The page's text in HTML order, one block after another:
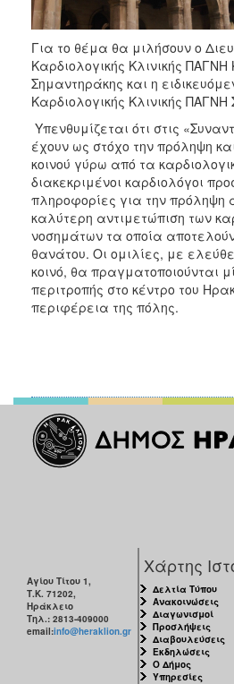
2010
2006
ΤΟΠΟΣ
ΠΟΛΙΤΙΣΜΟΣ
ΑΝΘΕΚΤΙΚΗ
ΠΟΛΗ
Για το θέμα θα μιλήσουν ο
Καρδιολογικής Κλινικής
Σημαντηράκης και η
Καρδιολογικής Κλινικής
Υπενθυμίζεται ότι στις
έχουν ως στόχο την πρόληψη
κοινού γύρω από τα
διακεκριμένοι καρδιολόγοι
πληροφορίες για την πρόληψη
καλύτερη αντιμετώπιση των
νοσημάτων τα οποία
θανάτου. Οι ομιλίες, με
κοινό, θα πραγματοποιούνται
περιτροπής στο κέντρο του
περιφέρεια της πόλης.
Αγίου Τίτου 1,
Τ.Κ. 71202,
Ηράκλειο
Τηλ.: 2813-409000
email:info@heraklion.gr
Χάρτης
Δελτία Τύπου
Ανακοινώσεις
Διαγωνισμοί
Προσλήψεις
Διαβουλεύσεις
Εκδηλώσεις
Ο Δήμος
Υπηρεσίες